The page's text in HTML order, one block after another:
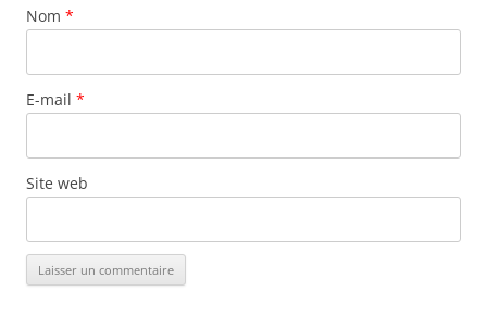
Nom *
E-mail *
Site web